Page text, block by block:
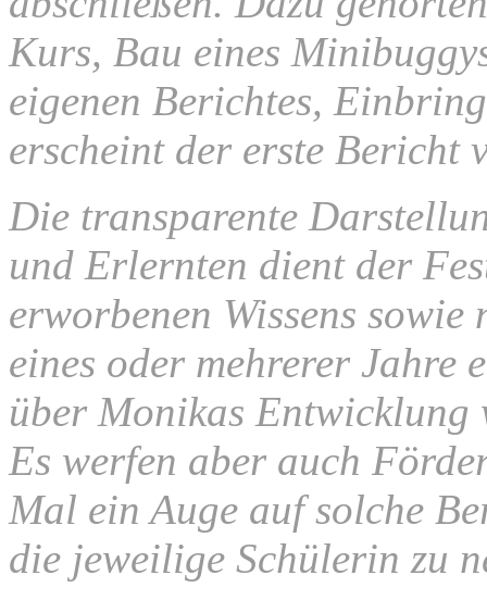
Kurs, Bau eines
eigenen Berichtes,
erscheint der erste Bericht
Die transparente
und Erlernten dient der
erworbenen Wissens
eines oder mehrerer Jahre
über Monikas
Es werfen aber auch
Mal ein Auge auf solche
die jeweilige Schülerin zu